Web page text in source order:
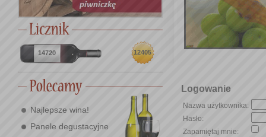
14720 12405
Najlepsze wina!
Panele degustacyjne
Logowanie
Nazwa użytkownika:
Hasło:
Zapamiętaj mnie: